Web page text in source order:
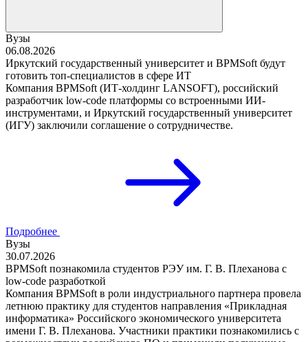
Вузы
06.08.2026
Иркутский государственный университет и BPMSoft будут
готовить топ-специалистов в сфере ИТ
Компания BPMSoft (ИТ-холдинг LANSOFT), российский
разработчик low-code платформы со встроенными ИИ-
инструментами, и Иркутский государственный университет
(ИГУ) заключили соглашение о сотрудничестве.
Подробнее
Вузы
30.07.2026
BPMSoft познакомила студентов РЭУ им. Г. В. Плеханова с
low-code разработкой
Компания BPMSoft в роли индустриального партнера провела
летнюю практику для студентов направления «Прикладная
информатика» Российского экономического университета
имени Г. В. Плеханова. Участники практики познакомились с